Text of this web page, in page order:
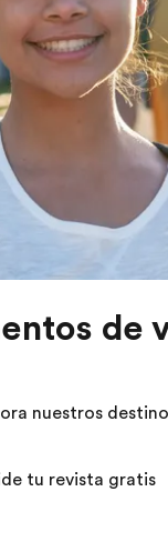
de
nuestros
tu revista gratis